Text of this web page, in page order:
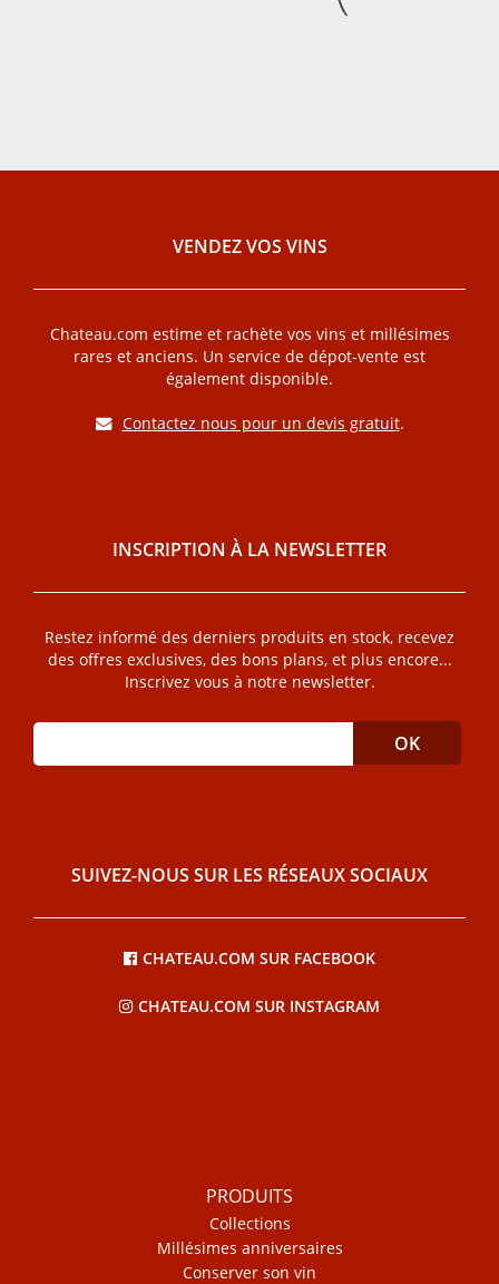
VENDEZ VOS VINS
Chateau.com estime et rachète vos vins et millésimes
rares et anciens. Un service de dépot-vente est
également disponible.
Contactez nous pour un devis gratuit.
INSCRIPTION À LA NEWSLETTER
Restez informé des derniers produits en stock, recevez
des offres exclusives, des bons plans, et plus encore...
Inscrivez vous à notre newsletter.
SUIVEZ-NOUS SUR LES RÉSEAUX SOCIAUX
CHATEAU.COM SUR FACEBOOK
CHATEAU.COM SUR INSTAGRAM
PRODUITS
Collections
Millésimes anniversaires
Conserver son vin